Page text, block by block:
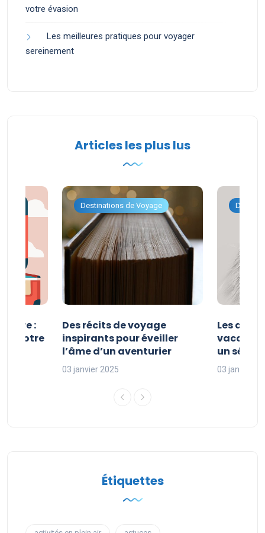
votre évasion
Les meilleures pratiques pour voyager
sereinement
Articles les plus lus
:
votre
Destinations de Voyage
Des récits de voyage
inspirants pour éveiller
l’âme d’un aventurier
03 janvier 2025
Les
un
03 janvier
Étiquettes